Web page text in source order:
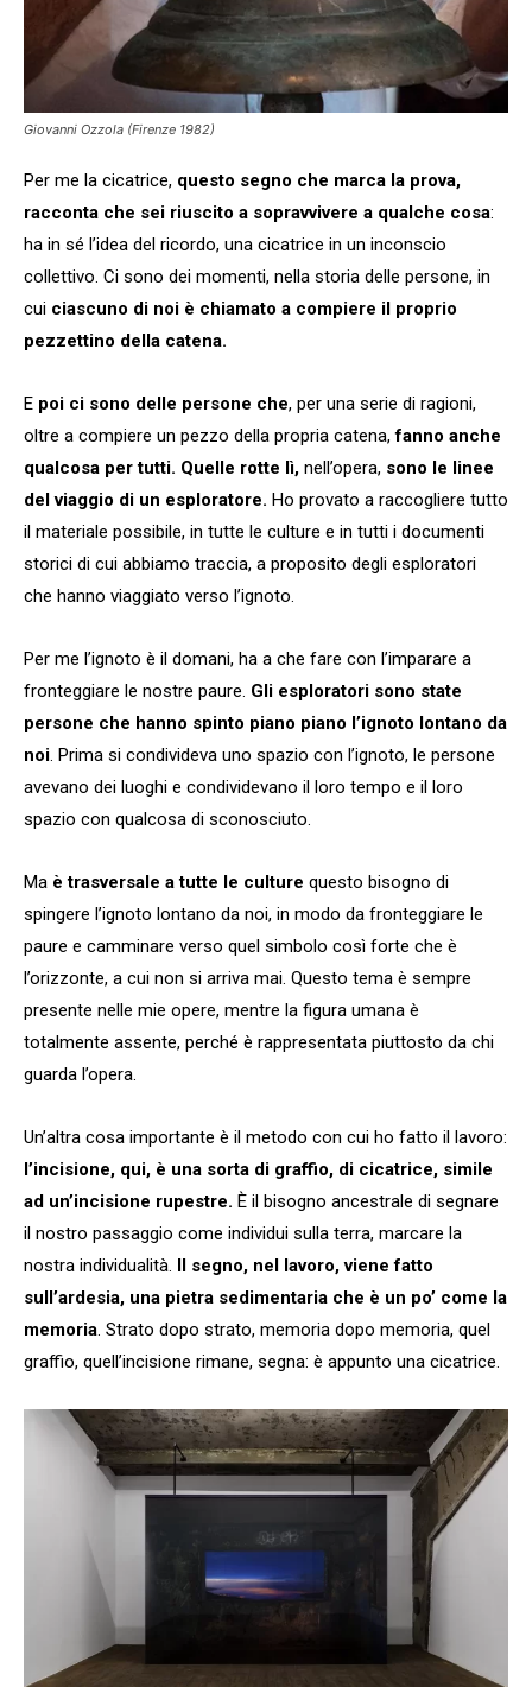
Giovanni Ozzola (Firenze 1982)
Per me la cicatrice, questo segno che marca la prova,
racconta che sei riuscito a sopravvivere a qualche cosa:
ha in sé l’idea del ricordo, una cicatrice in un inconscio
collettivo. Ci sono dei momenti, nella storia delle persone, in
cui ciascuno di noi è chiamato a compiere il proprio
pezzettino della catena.
E poi ci sono delle persone che, per una serie di ragioni,
oltre a compiere un pezzo della propria catena,fanno anche
qualcosa per tutti. Quelle rotte lì, nell’opera, sono le linee
del viaggio di un esploratore. Ho provato a raccogliere tutto
il materiale possibile, in tutte le culture e in tutti i documenti
storici di cui abbiamo traccia, a proposito degli esploratori
che hanno viaggiato verso l’ignoto.
Per me l’ignoto è il domani, ha a che fare con l’imparare a
fronteggiare le nostre paure. Gli esploratori sono state
persone che hanno spinto piano piano l’ignoto lontano da
noi. Prima si condivideva uno spazio con l’ignoto, le persone
avevano dei luoghi e condividevano il loro tempo e il loro
spazio con qualcosa di sconosciuto.
Ma è trasversale a tutte le culture questo bisogno di
spingere l’ignoto lontano da noi, in modo da fronteggiare le
paure e camminare verso quel simbolo così forte che è
l’orizzonte, a cui non si arriva mai. Questo tema è sempre
presente nelle mie opere, mentre la figura umana è
totalmente assente, perché è rappresentata piuttosto da chi
guarda l’opera.
Un’altra cosa importante è il metodo con cui ho fatto il lavoro:
l’incisione, qui, è una sorta di graffio, di cicatrice, simile
ad un’incisione rupestre. È il bisogno ancestrale di segnare
il nostro passaggio come individui sulla terra, marcare la
nostra individualità. Il segno, nel lavoro, viene fatto
sull’ardesia, una pietra sedimentaria che è un po’ come la
memoria. Strato dopo strato, memoria dopo memoria, quel
graffio, quell’incisione rimane, segna: è appunto una cicatrice.